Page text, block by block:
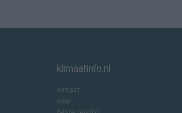
klimaatinfo.nl
klimaat
weer